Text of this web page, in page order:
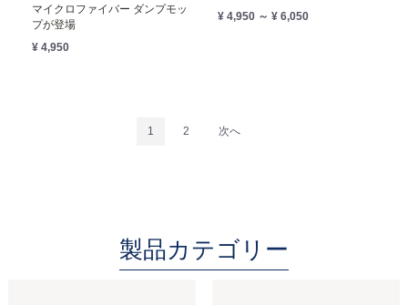
マイクロファイバー ダンプモッ
プが登場
¥ 4,950
¥ 4,950 ～ ¥ 6,050
1 2 次へ
製品カテゴリー